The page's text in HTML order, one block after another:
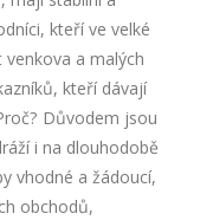
kteří ve velké
a malých
kteří dávají
Důvodem jsou
i na dlouhodobě
vhodné a žádoucí,
obchodů,